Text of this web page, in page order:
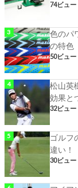
74ビュー
色のパ
の特色
50ビュー
松山英
効果と
32ビュー
ゴルフ
違い！
30ビュー